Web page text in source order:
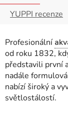
YUPPI recenze
Profesionální
od roku 1832,
představili první
nadále
nabízí široký a
světlostálostí.